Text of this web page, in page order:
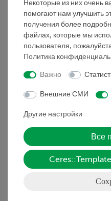
Информация
Контактное лицо
Условия сотрудничества
Вводные данные
Обслуживание
Краткий обзор услуг
Скачать
Каталоги
Некоторые из них очень
помогают нам улучшить
получения более
файлах, которые мы
пользователя,
Политика
Важно
Внешние СМИ
Другие настройки
Все